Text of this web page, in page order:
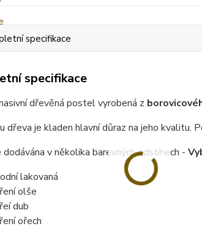
specifikace
specifikace
dřevěná postel vyrobená z
dřeva je kladen hlavní důraz na jeho kvalitu.
v několika barevných odstínech -
lakovaná
olše
dub
ořech